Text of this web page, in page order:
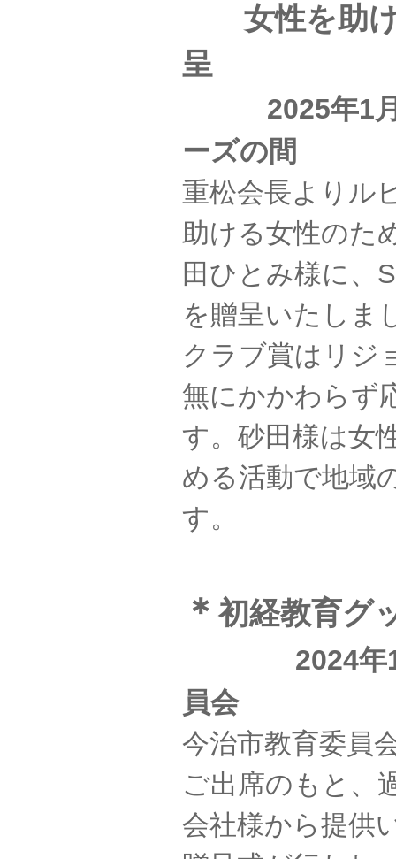
女性を助け
呈
2025年1月
ーズの間
重松会長よりル
助ける女性のた
田ひとみ様に、
を贈呈いたしま
クラブ賞はリジ
無にかかわらず
す。砂田様は女
める活動で地域
す。
＊ 初経教育グ
2024年12
員会
今治市教育委員
ご出席のもと、
会社様から提供